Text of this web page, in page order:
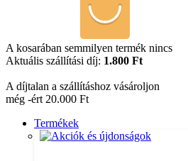
A kosarában semmilyen termék nincs
Aktuális szállítási díj: 1.800 Ft
A díjtalan a szállításhoz vásároljon
még -ért 20.000 Ft
Termékek